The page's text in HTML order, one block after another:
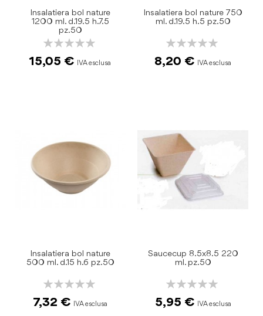
Insalatiera bol nature
1200 ml. d.19.5 h.7.5
pz.50
Rating:
15,05 €
Insalatiera bol nature 750
ml. d.19.5 h.5 pz.50
Rating:
8,20 €
Insalatiera bol nature
500 ml. d.15 h.6 pz.50
Rating:
7,32 €
Saucecup 8.5x8.5 220
ml. pz.50
Rating:
5,95 €